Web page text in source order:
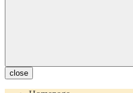
close